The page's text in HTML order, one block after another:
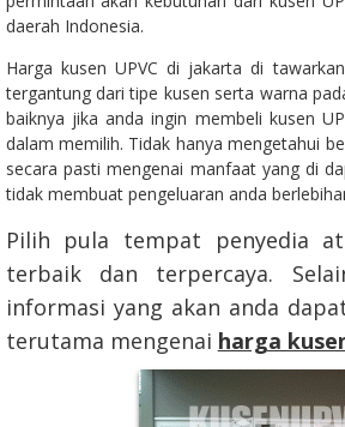
daerah Indonesia.
Harga kusen UPVC di jakarta di
tergantung dari tipe kusen serta warna
baiknya jika anda ingin membeli kusen
dalam memilih. Tidak hanya mengetahui
secara pasti mengenai manfaat yang di
tidak membuat pengeluaran anda
Pilih pula tempat penyedia
terbaik dan terpercaya.
informasi yang akan anda
terutama mengenai harga